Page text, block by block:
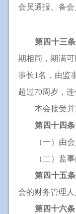
会员通报、备会
第四十三条
期相同，期满
事长1名，由监
超过70周岁，连
本会接受
第四十四条
（一）由
（二）监
第四十五条
会的财务管理人
第四十六条